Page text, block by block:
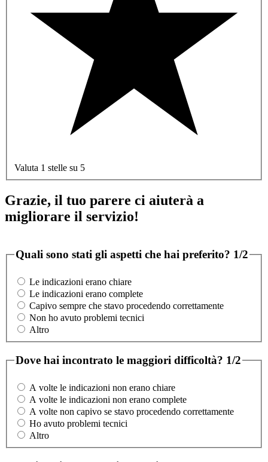
Valuta 1 stelle su 5
Grazie, il tuo parere ci aiuterà a
migliorare il servizio!
Quali sono stati gli aspetti che hai preferito? 1/2
Le indicazioni erano chiare
Le indicazioni erano complete
Capivo sempre che stavo procedendo correttamente
Non ho avuto problemi tecnici
Altro
Dove hai incontrato le maggiori difficoltà? 1/2
A volte le indicazioni non erano chiare
A volte le indicazioni non erano complete
A volte non capivo se stavo procedendo correttamente
Ho avuto problemi tecnici
Altro